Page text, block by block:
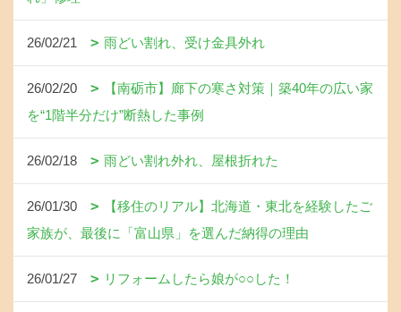
26/02/21 雨どい割れ、受け金具外れ
26/02/20
【南砺市】廊下の寒さ対策｜築40年の広い家
を“1階半分だけ”断熱した事例
26/02/18 雨どい割れ外れ、屋根折れた
26/01/30
【移住のリアル】北海道・東北を経験したご
家族が、最後に「富山県」を選んだ納得の理由
26/01/27 リフォームしたら娘が○○した！